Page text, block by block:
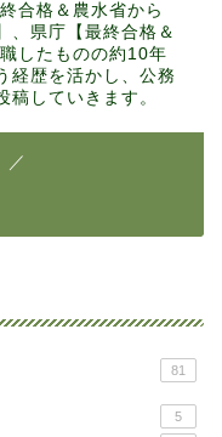
合格＆農水省から
、県庁【最終合格＆
したものの約10年
経歴を活かし、公務
稿していきます。
81
5